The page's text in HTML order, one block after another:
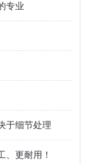
专业
于细节处理
、更耐用！